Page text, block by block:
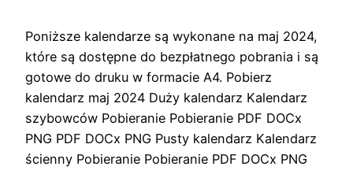
Poniższe kalendarze są wykonane na maj 2024,
które są dostępne do bezpłatnego pobrania i są
gotowe do druku w formacie A4. Pobierz
kalendarz maj 2024 Duży kalendarz Kalendarz
szybowców Pobieranie Pobieranie PDF DOCx
PNG PDF DOCx PNG Pusty kalendarz Kalendarz
ścienny Pobieranie Pobieranie PDF DOCx PNG